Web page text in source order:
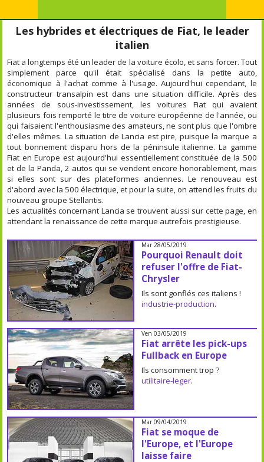
Les hybrides et électriques de Fiat, le leader
italien
Fiat a longtemps été un leader de la voiture écolo, et sans forcer. Tout
simplement parce qu'il était spécialisé dans la petite auto,
économique à l'achat comme à l'usage. Aujourd'hui cependant, le
constructeur transalpin est dans une situation difficile. Après des
années de sous-investissement, les voitures Fiat qui avaient
plusieurs fois remporté le titre de voiture européenne de l'année, ou
qui faisaient l'enthousiasme des amateurs, ne sont plus que l'ombre
d'elles mêmes. La situation de Lancia est pire, puisque la marque a
tout bonnement disparu hors de la péninsule italienne. La gamme
Fiat en Europe est aujourd'hui essentiellement constituée de la 500
et de la Panda, 2 autos qui se vendent encore honorablement, mais
si elles sont sur des plateformes anciennes. Le renouveau est
d'abord avec la 500 électrique, et pour la suite, on attend les fruits du
nouveau groupe Stellantis.
Les actualités concernant Lancia se trouvent aussi sur cette page, en
attendant la renaissance de cette marque autrefois prestigieuse.
Mar 28/05/2019
Pourquoi Renault doit
refuser l'offre de Fiat-
Chrysler
Ils sont gonflés ces italiens !
industrie-production.
Ven 03/05/2019
Fiat arrête les pick-ups
Fullback en Europe
Ils consomment trop ?
utilitaire-leger.
Mar 09/04/2019
Fiat se moque de
l'Europe, et l'Europe
laisse faire